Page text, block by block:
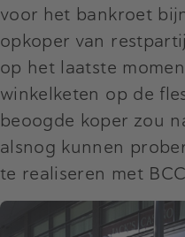
voor het bankroet
opkoper van
op het laatste
winkelketen op de
beoogde koper zou
alsnog kunnen
te realiseren met